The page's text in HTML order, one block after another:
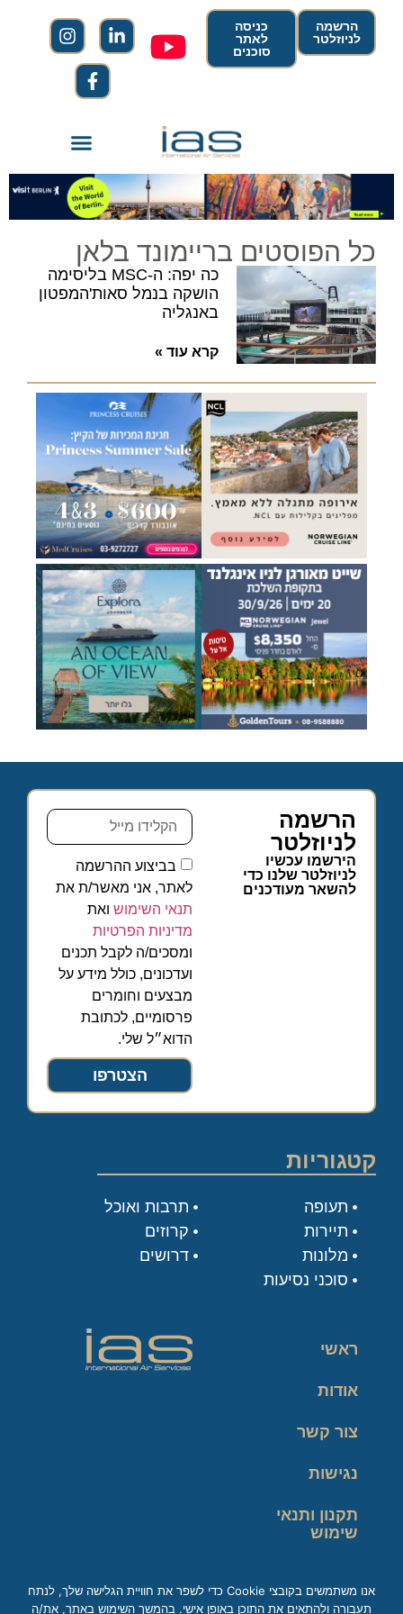
הרשמה
לניוזלטר
כניסה
לאתר
סוכנים
כל הפוסטים בריימונד בלאן
כה יפה: ה-MSC בליסימה
הושקה בנמל סאות'המפטון
באנגליה
קרא עוד »
הרשמה
לניוזלטר
הירשמו עכשיו
לניוזלטר שלנו כדי
להשאר מעודכנים
בביצוע ההרשמה
לאתר, אני מאשר/ת את
תנאי השימוש ואת
מדיניות הפרטיות
ומסכים/ה לקבל תכנים
ועדכונים, כולל מידע על
מבצעים וחומרים
פרסומיים, לכתובת
הדוא״ל שלי.
הצטרפו
קטגוריות
תעופה
תיירות
מלונות
סוכני נסיעות
תרבות ואוכל
קרוזים
דרושים
ראשי
אודות
צור קשר
נגישות
תקנון ותנאי
שימוש
אנו משתמשים בקובצי Cookie כדי לשפר את חוויית הגלישה שלך, לנתח
תעבורה ולהתאים את התוכן באופן אישי. בהמשך השימוש באתר, את/ה